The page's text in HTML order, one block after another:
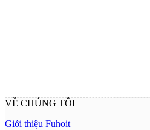
VỀ CHÚNG TÔI
Giới thiệu Fuhoit